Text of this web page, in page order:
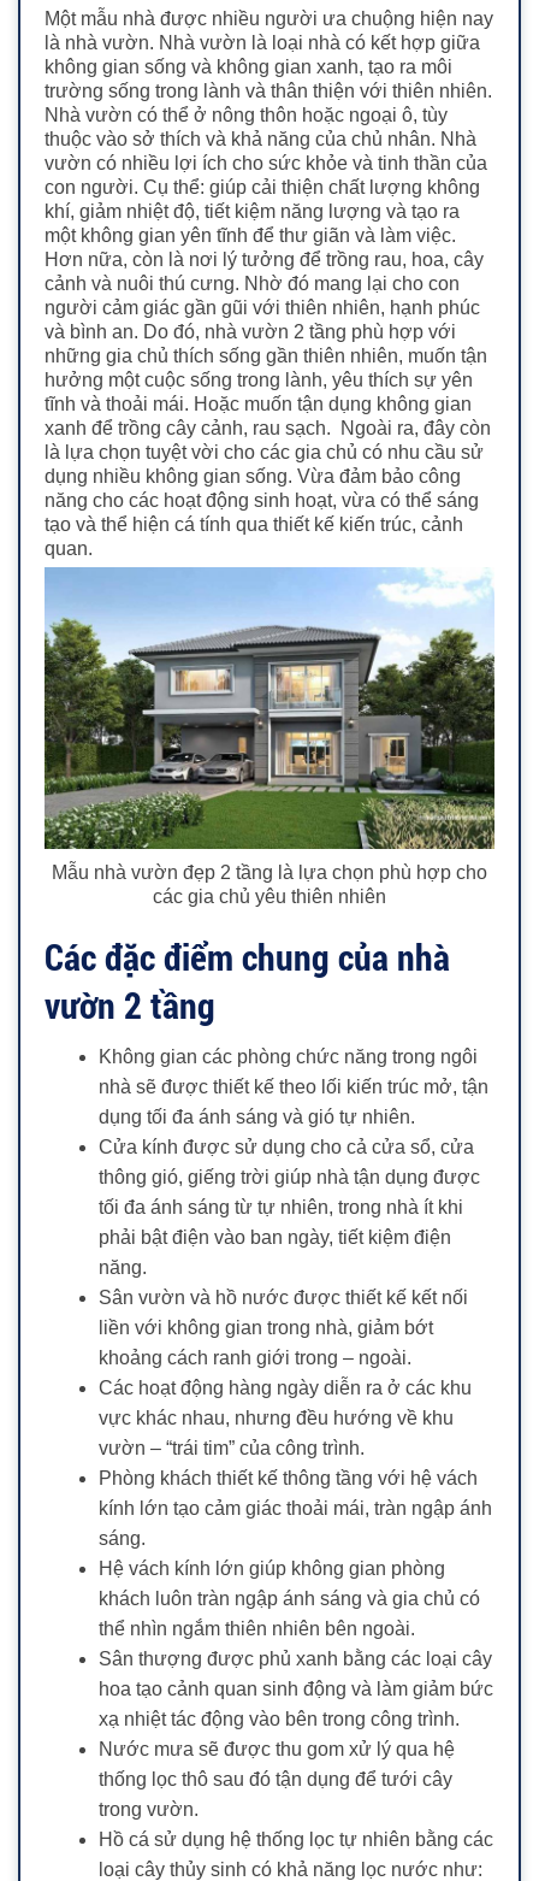
Một mẫu nhà được nhiều người ưa chuộng hiện nay
là nhà vườn. Nhà vườn là loại nhà có kết hợp giữa
không gian sống và không gian xanh, tạo ra môi
trường sống trong lành và thân thiện với thiên nhiên.
Nhà vườn có thể ở nông thôn hoặc ngoại ô, tùy
thuộc vào sở thích và khả năng của chủ nhân. Nhà
vườn có nhiều lợi ích cho sức khỏe và tinh thần của
con người. Cụ thể: giúp cải thiện chất lượng không
khí, giảm nhiệt độ, tiết kiệm năng lượng và tạo ra
một không gian yên tĩnh để thư giãn và làm việc.
Hơn nữa, còn là nơi lý tưởng để trồng rau, hoa, cây
cảnh và nuôi thú cưng. Nhờ đó mang lại cho con
người cảm giác gần gũi với thiên nhiên, hạnh phúc
và bình an. Do đó, nhà vườn 2 tầng phù hợp với
những gia chủ thích sống gần thiên nhiên, muốn tận
hưởng một cuộc sống trong lành, yêu thích sự yên
tĩnh và thoải mái. Hoặc muốn tận dụng không gian
xanh để trồng cây cảnh, rau sạch.
Ngoài ra, đây còn
là lựa chọn tuyệt vời cho các gia chủ có nhu cầu sử
dụng nhiều không gian sống. Vừa đảm bảo công
năng cho các hoạt động sinh hoạt, vừa có thể sáng
tạo và thể hiện cá tính qua thiết kế kiến trúc, cảnh
quan.
Mẫu nhà vườn đẹp 2 tầng là lựa chọn phù hợp cho
các gia chủ yêu thiên nhiên
Các đặc điểm chung của nhà
vườn 2 tầng
Không gian các phòng chức năng trong ngôi
nhà sẽ được thiết kế theo lối kiến trúc mở, tận
dụng tối đa ánh sáng và gió tự nhiên.
Cửa kính được sử dụng cho cả cửa sổ, cửa
thông gió, giếng trời giúp nhà tận dụng được
tối đa ánh sáng từ tự nhiên, trong nhà ít khi
phải bật điện vào ban ngày, tiết kiệm điện
năng.
Sân vườn và hồ nước được thiết kế kết nối
liền với không gian trong nhà, giảm bớt
khoảng cách ranh giới trong – ngoài.
Các hoạt động hàng ngày diễn ra ở các khu
vực khác nhau, nhưng đều hướng về khu
vườn – “trái tim” của công trình.
Phòng khách thiết kế thông tầng với hệ vách
kính lớn tạo cảm giác thoải mái, tràn ngập ánh
sáng.
Hệ vách kính lớn giúp không gian phòng
khách luôn tràn ngập ánh sáng và gia chủ có
thể nhìn ngắm thiên nhiên bên ngoài.
Sân thượng được phủ xanh bằng các loại cây
hoa tạo cảnh quan sinh động và làm giảm bức
xạ nhiệt tác động vào bên trong công trình.
Nước mưa sẽ được thu gom xử lý qua hệ
thống lọc thô sau đó tận dụng để tưới cây
trong vườn.
Hồ cá sử dụng hệ thống lọc tự nhiên bằng các
loại cây thủy sinh có khả năng lọc nước như: